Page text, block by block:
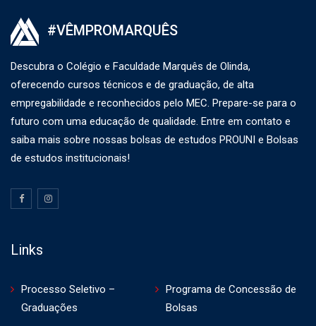
#VÊMPROMARQUÊS
Descubra o Colégio e Faculdade Marquês de Olinda,
oferecendo cursos técnicos e de graduação, de alta
empregabilidade e reconhecidos pelo MEC. Prepare-se para o
futuro com uma educação de qualidade. Entre em contato e
saiba mais sobre nossas bolsas de estudos PROUNI e Bolsas
de estudos institucionais!
Links
Processo Seletivo –
Graduações
Programa de Concessão de
Bolsas